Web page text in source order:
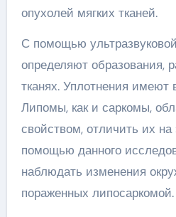
опухолей мягких тканей.
С помощью
определяют образования,
тканях. Уплотнения имеют
Липомы, как и саркомы,
свойством, отличить их
помощью данного
наблюдать изменения
пораженных липосаркомой.